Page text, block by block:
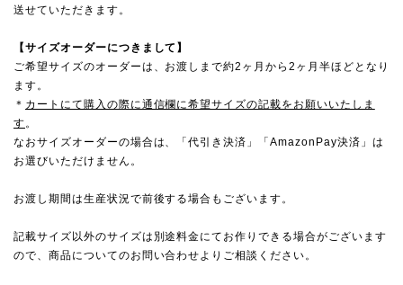
送せていただきます。
【サイズオーダーにつきまして】
ご希望サイズのオーダーは、お渡しまで約2ヶ月から2ヶ月半ほどとなり
ます。
＊ カートにて購入の際に通信欄に希望サイズの記載をお願いいたしま
す 。
なおサイズオーダーの場合は、「代引き決済」「AmazonPay決済」は
お選びいただけません。
お渡し期間は生産状況で前後する場合もございます。
記載サイズ以外のサイズは別途料金にてお作りできる場合がございます
ので、 商品についてのお問い合わせ よりご相談ください。